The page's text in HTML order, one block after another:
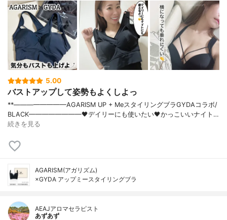
5.00
バストアップして姿勢もよくしよっ
**⁡————————⁡AGARISM UP + Meスタイリングブラ⁡GYDAコラボ/
BLACK————————⁡⁡🖤デイリーにも使いたい🖤かっこいいナイト…
続きを見る
AGARISM(アガリズム)
×GYDA アップミースタイリングブラ
AEAJアロマセラピスト
あずあず